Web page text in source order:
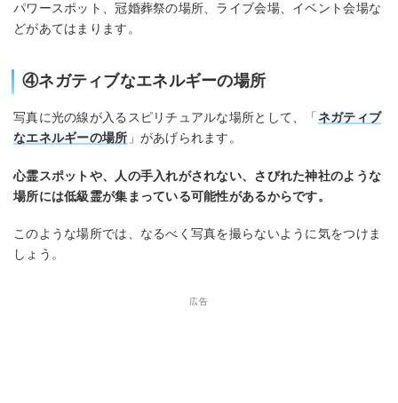
パワースポット、冠婚葬祭の場所、ライブ会場、イベント会場な
どがあてはまります。
④ネガティブなエネルギーの場所
写真に光の線が入るスピリチュアルな場所として、「ネガティブ
なエネルギーの場所 」があげられます。
心霊スポットや、人の手入れがされない、さびれた神社のような
場所には低級霊が集まっている可能性があるからです。
このような場所では、なるべく写真を撮らないように気をつけま
しょう。
広告